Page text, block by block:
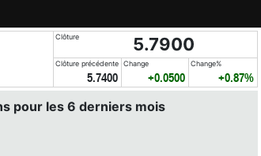
Clôture 5.7900
Clôture précédente
5.7400
Change
+0.0500
Change%
+0.87%
pour les 6 derniers mois